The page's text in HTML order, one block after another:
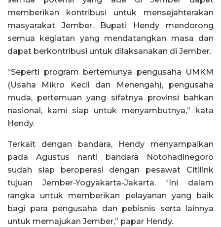
memberikan kontribusi untuk mensejahterakan
masyarakat Jember. Bupati Hendy mendorong
semua kegiatan yang mendatangkan masa dan
dapat berkontribusi untuk dilaksanakan di Jember.
“Seperti program bertemunya pengusaha UMKM
(Usaha Mikro Kecil dan Menengah), pengusaha
muda, pertemuan yang sifatnya provinsi bahkan
nasional, kami siap untuk menyambutnya,” kata
Hendy.
Terkait dengan bandara, Hendy menyampaikan
pada Agustus nanti bandara Notohadinegoro
sudah siap beroperasi dengan pesawat Citilink
tujuan Jember-Yogyakarta-Jakarta. “Ini dalam
rangka untuk memberikan pelayanan yang baik
bagi para pengusaha dan pebisnis serta lainnya
untuk memajukan Jember,” papar Hendy.